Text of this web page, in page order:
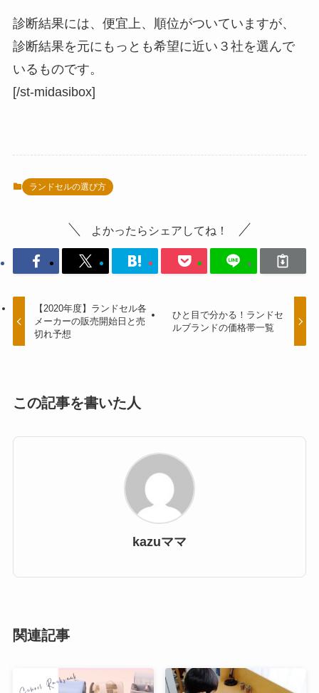
診断結果には、便宜上、順位がついていますが、
診断結果を元にもっとも希望に近い３社を選んで
いるものです。
[/st-midasibox]
ランドセルの選び方
よかったらシェアしてね！
【2020年度】ランドセル各
メーカーの販売開始日と売
切れ予想
ひと目で分かる！ランドセ
ルブランドの価格帯一覧
この記事を書いた人
kazuママ
関連記事